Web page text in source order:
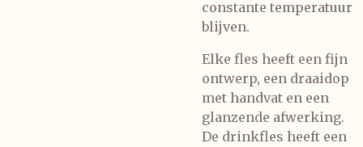
constante temperatuur
blijven.
Elke fles heeft een fijn
ontwerp, een draaidop
met handvat en een
glanzende afwerking.
De drinkfles heeft een